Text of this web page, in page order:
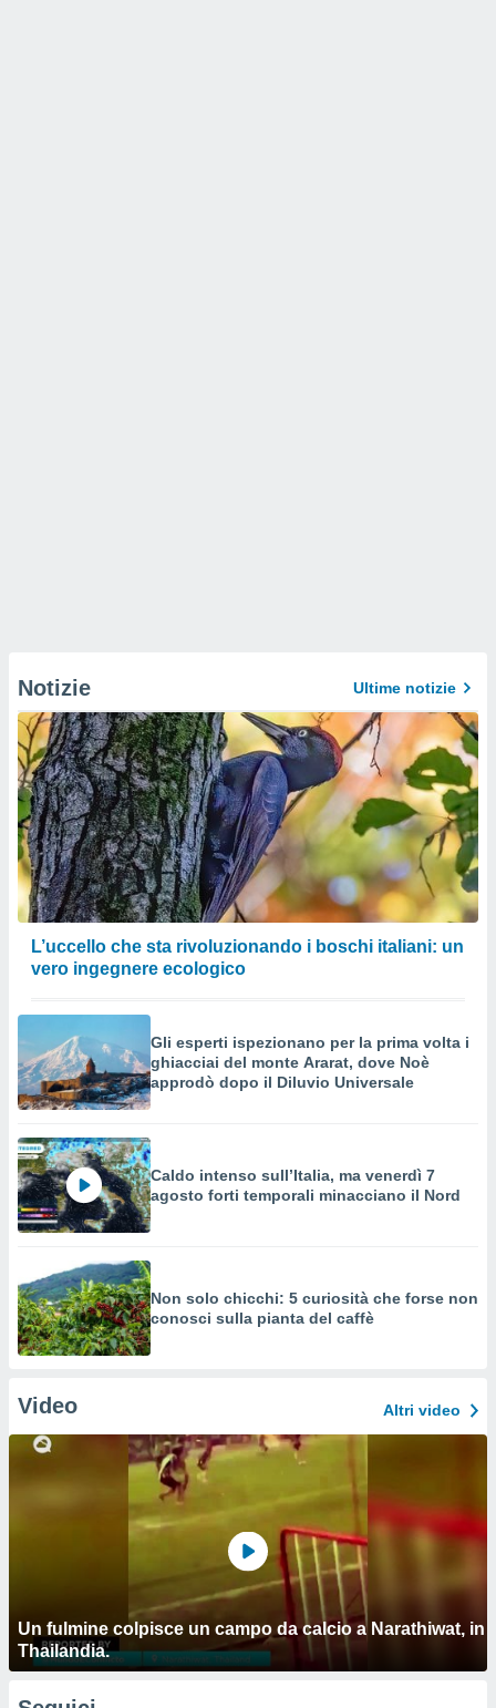
Notizie Ultime notizie
L’uccello che sta rivoluzionando i boschi italiani: un
vero ingegnere ecologico
Gli esperti ispezionano per la prima volta i
ghiacciai del monte Ararat, dove Noè
approdò dopo il Diluvio Universale
Caldo intenso sull’Italia, ma venerdì 7
agosto forti temporali minacciano il Nord
Non solo chicchi: 5 curiosità che forse non
conosci sulla pianta del caffè
Video Altri video
Un fulmine colpisce un campo da calcio a Narathiwat, in
Thailandia.